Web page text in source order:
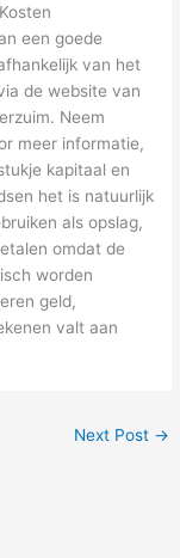
een goede
van het
de website van
Neem
meer informatie,
kapitaal en
het is natuurlijk
als opslag,
omdat de
worden
geld,
valt aan
Next Post →